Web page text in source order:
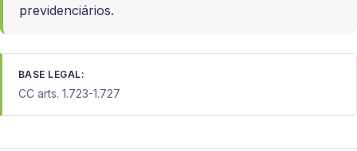
previdenciários.
BASE LEGAL:
CC arts. 1.723-1.727